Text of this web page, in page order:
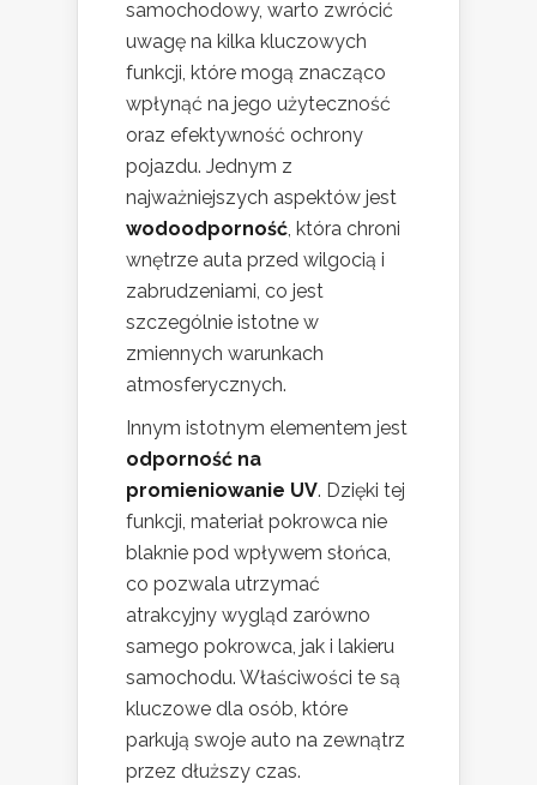
samochodowy, warto zwrócić
uwagę na kilka kluczowych
funkcji, które mogą znacząco
wpłynąć na jego użyteczność
oraz efektywność ochrony
pojazdu. Jednym z
najważniejszych aspektów jest
wodoodporność, która chroni
wnętrze auta przed wilgocią i
zabrudzeniami, co jest
szczególnie istotne w
zmiennych warunkach
atmosferycznych.
Innym istotnym elementem jest
odporność na
promieniowanie UV. Dzięki tej
funkcji, materiał pokrowca nie
blaknie pod wpływem słońca,
co pozwala utrzymać
atrakcyjny wygląd zarówno
samego pokrowca, jak i lakieru
samochodu. Właściwości te są
kluczowe dla osób, które
parkują swoje auto na zewnątrz
przez dłuższy czas.